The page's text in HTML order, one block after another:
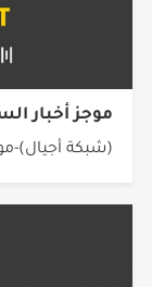
موجز أخبار الساعة 7 م
(شبكة أجيال)-موجز